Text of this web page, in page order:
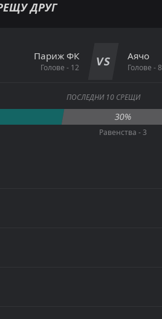
ДРУГ
Париж ФК
Голове - 12 VS Аячо
Голове - 8
ПОСЛЕДНИ 10 СРЕЩИ
30%
Равенства - 3